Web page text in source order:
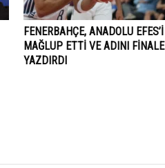
FENERBAHÇE, ANADOLU EFES’I
MAĞLUP ETTI VE ADINI FINALE
YAZDIRDI